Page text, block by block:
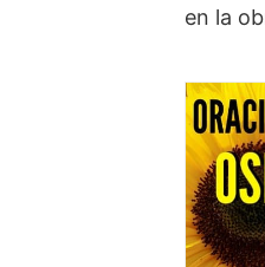
en la